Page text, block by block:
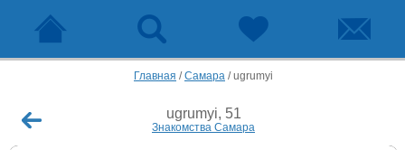
Главная /Самара /ugrumyi
ugrumyi, 51
Знакомства Самара